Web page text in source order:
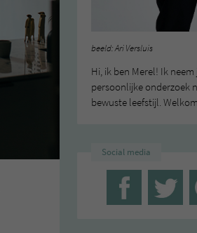
beeld: Ari Versluis
Hi, ik ben Merel! Ik
persoonlijke onderzoek
bewuste leefstijl.
Social media